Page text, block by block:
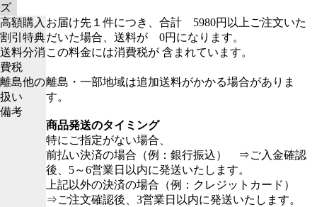
ズ
高額購入
割引特典
お届け先１件につき、合計 5980円以上ご注文いた
だいた場合、送料が 0円になります。
送料分消
費税
この料金には消費税が 含まれています。
離島他の
扱い
離島・一部地域は追加送料がかかる場合がありま
す。
備考
商品発送のタイミング
特にご指定がない場合、
前払い決済の場合（例：銀行振込） ⇒ご入金確認
後、5～6営業日以内に発送いたします。
上記以外の決済の場合（例：クレジットカード）
⇒ご注文確認後、3営業日以内に発送いたします。